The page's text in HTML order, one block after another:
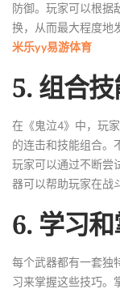
防御。玩家可以根据
换，从而最大程度地
米乐yy易游体育
5. 组合
在《鬼泣4》中，玩
的连击和技能组合。
玩家可以通过不断尝
器可以帮助玩家在战
6. 学习
每个武器都有一套独
习来掌握这些技巧。